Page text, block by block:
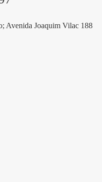
Avenida Joaquim Vilac 188